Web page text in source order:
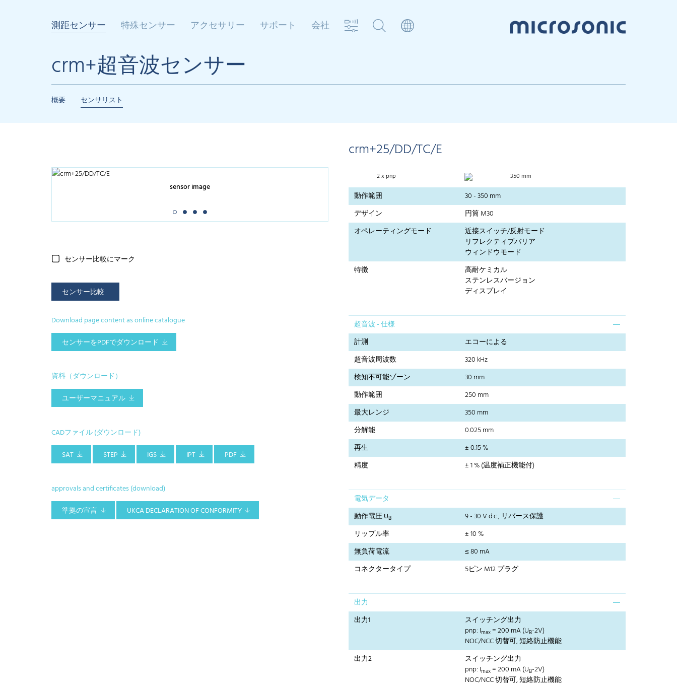
測距センサー 特殊センサー アクセサリー サポート 会社
crm+超音波センサー
概要 センサリスト
crm+25/DD/TC/E
sensor image
センサー比較にマーク
センサー比較
Download page content as online catalogue
センサーをPDFでダウンロード
資料（ダウンロード）
ユーザーマニュアル
CADファイル (ダウンロード)
SAT
STEP IGS IPT PDF
approvals and certificates (download)
準拠の宣言
UKCA DECLARATION OF CONFORMITY
2 x pnp 350 mm
動作範囲
30 - 350 mm
デザイン
円筒 M30
オペレーティングモード
近接スイッチ/反射モード
リフレクティブバリア
ウィンドウモード
特徴
高耐ケミカル
ステンレスバージョン
ディスプレイ
超音波 - 仕様
計測
エコーによる
超音波周波数
320 kHz
検知不可能ゾーン
30 mm
動作範囲
250 mm
最大レンジ
350 mm
分解能
0.025 mm
再生
± 0.15 %
精度
± 1 % (温度補正機能付)
電気データ
動作電圧 UB
9 - 30 V d.c., リバース保護
リップル率
± 10 %
無負荷電流
≤ 80 mA
コネクタータイプ
5ピン M12 プラグ
出力
出力1
スイッチング出力
pnp: Imax= 200 mA (UB-2V)
NOC/NCC 切替可, 短絡防止機能
出力2
スイッチング出力
pnp: Imax= 200 mA (UB-2V)
NOC/NCC 切替可, 短絡防止機能